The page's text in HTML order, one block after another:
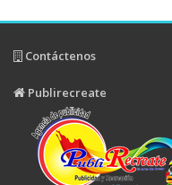
Contáctenos
Publirecreate